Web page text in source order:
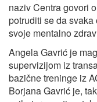
naziv Centra govori
potruditi se da
svoje mentalno
Angela Gavrić je
supervizijom iz
bazične treninge iz
Borjana Gavrić je,